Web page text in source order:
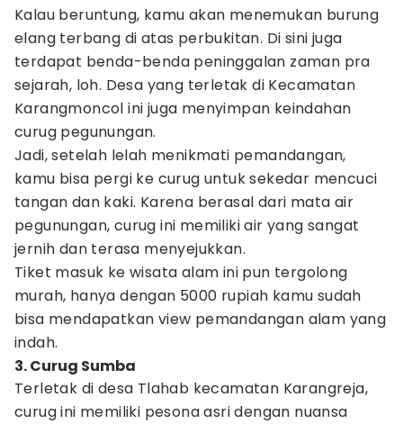
Kalau beruntung, kamu akan menemukan burung
elang terbang di atas perbukitan. Di sini juga
terdapat benda-benda peninggalan zaman pra
sejarah, loh. Desa yang terletak di Kecamatan
Karangmoncol ini juga menyimpan keindahan
curug pegunungan.
Jadi, setelah lelah menikmati pemandangan,
kamu bisa pergi ke curug untuk sekedar mencuci
tangan dan kaki. Karena berasal dari mata air
pegunungan, curug ini memiliki air yang sangat
jernih dan terasa menyejukkan.
Tiket masuk ke wisata alam ini pun tergolong
murah, hanya dengan 5000 rupiah kamu sudah
bisa mendapatkan view pemandangan alam yang
indah.
3. Curug Sumba
Terletak di desa Tlahab kecamatan Karangreja,
curug ini memiliki pesona asri dengan nuansa